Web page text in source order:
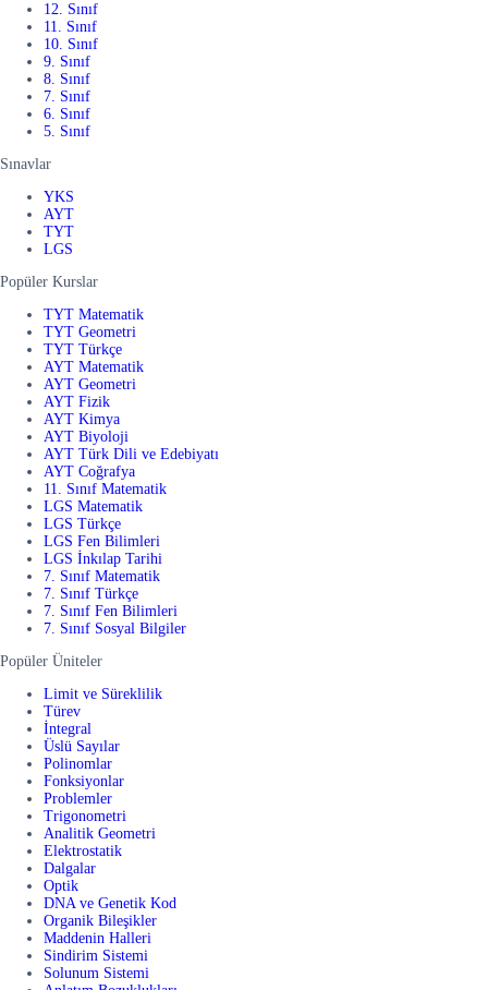
12. Sınıf
11. Sınıf
10. Sınıf
9. Sınıf
8. Sınıf
7. Sınıf
6. Sınıf
5. Sınıf
Sınavlar
YKS
AYT
TYT
LGS
Popüler Kurslar
TYT Matematik
TYT Geometri
TYT Türkçe
AYT Matematik
AYT Geometri
AYT Fizik
AYT Kimya
AYT Biyoloji
AYT Türk Dili ve Edebiyatı
AYT Coğrafya
11. Sınıf Matematik
LGS Matematik
LGS Türkçe
LGS Fen Bilimleri
LGS İnkılap Tarihi
7. Sınıf Matematik
7. Sınıf Türkçe
7. Sınıf Fen Bilimleri
7. Sınıf Sosyal Bilgiler
Popüler Üniteler
Limit ve Süreklilik
Türev
İntegral
Üslü Sayılar
Polinomlar
Fonksiyonlar
Problemler
Trigonometri
Analitik Geometri
Elektrostatik
Dalgalar
Optik
DNA ve Genetik Kod
Organik Bileşikler
Maddenin Halleri
Sindirim Sistemi
Solunum Sistemi